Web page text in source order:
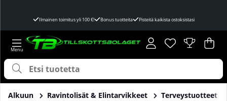
Ilmainen toimitus yli 100 €! Bonus tuotteita Pisteitä kaikista ostoksistasi
Toivelista
Lukumäärä
. .
Alkuun Ravintolisät & Elintarvikkeet Terveystuotteet